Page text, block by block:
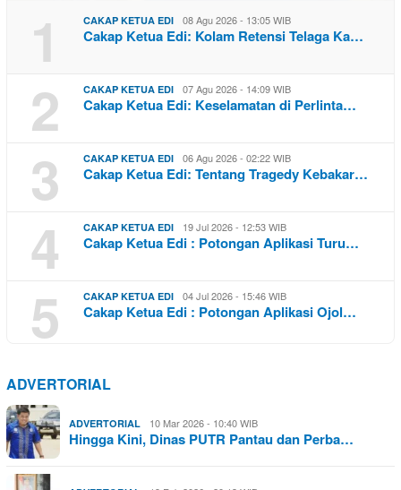
1 CAKAP KETUA EDI 08 Agu 2026 - 13:05 WIB
Cakap Ketua Edi: Kolam Retensi Telaga Ka…
2 CAKAP KETUA EDI 07 Agu 2026 - 14:09 WIB
Cakap Ketua Edi: Keselamatan di Perlinta…
3 CAKAP KETUA EDI 06 Agu 2026 - 02:22 WIB
Cakap Ketua Edi: Tentang Tragedy Kebakar…
4 CAKAP KETUA EDI 19 Jul 2026 - 12:53 WIB
Cakap Ketua Edi : Potongan Aplikasi Turu…
5 CAKAP KETUA EDI 04 Jul 2026 - 15:46 WIB
Cakap Ketua Edi : Potongan Aplikasi Ojol…
ADVERTORIAL
ADVERTORIAL 10 Mar 2026 - 10:40 WIB
Hingga Kini, Dinas PUTR Pantau dan Perba…